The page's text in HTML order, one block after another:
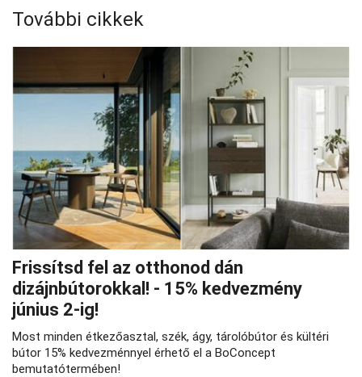
További cikkek
Frissítsd fel az otthonod dán
dizájnbútorokkal! - 15% kedvezmény
június 2-ig!
Most minden étkezőasztal, szék, ágy, tárolóbútor és kültéri
bútor 15% kedvezménnyel érhető el a BoConcept
bemutatótermében!